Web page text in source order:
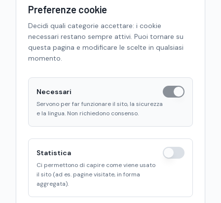
Preferenze cookie
Decidi quali categorie accettare: i cookie
necessari restano sempre attivi. Puoi tornare su
questa pagina e modificare le scelte in qualsiasi
momento.
Necessari
Servono per far funzionare il sito, la sicurezza
e la lingua. Non richiedono consenso.
Statistica
Ci permettono di capire come viene usato
il sito (ad es. pagine visitate, in forma
aggregata).